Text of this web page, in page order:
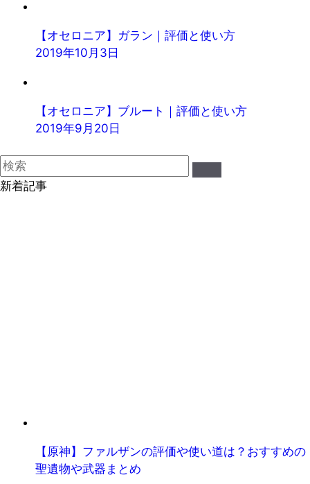
【オセロニア】ガラン｜評価と使い方
2019年10月3日
【オセロニア】ブルート｜評価と使い方
2019年9月20日
新着記事
【原神】ファルザンの評価や使い道は？おすすめの
聖遺物や武器まとめ